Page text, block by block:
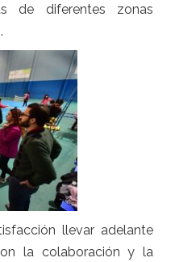
de diferentes zonas
llevar adelante
la colaboración y la